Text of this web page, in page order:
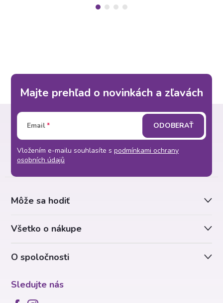
Majte prehľad o novinkách a zľavách
Email
Vložením e-mailu souhlasíte s podmínkami ochrany
osobních údajů
ODOBERAŤ
O spoločnosti
Sledujte nás
Môže sa hodiť
Všetko o nákupe